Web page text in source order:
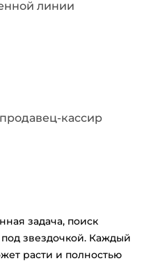
линии
кассир
задача, поиск
звездочкой. Каждый
расти и полностью